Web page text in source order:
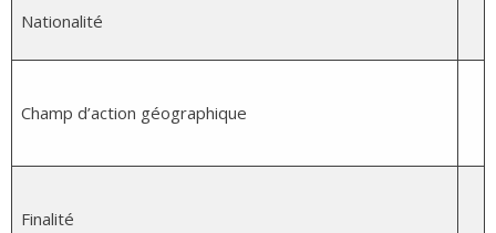
Nationalité
Champ d’action géographique
Finalité